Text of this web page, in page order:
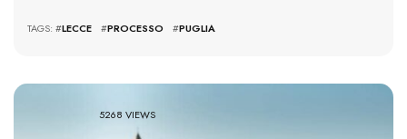
TAGS: #LECCE #PROCESSO #PUGLIA
5268 VIEWS